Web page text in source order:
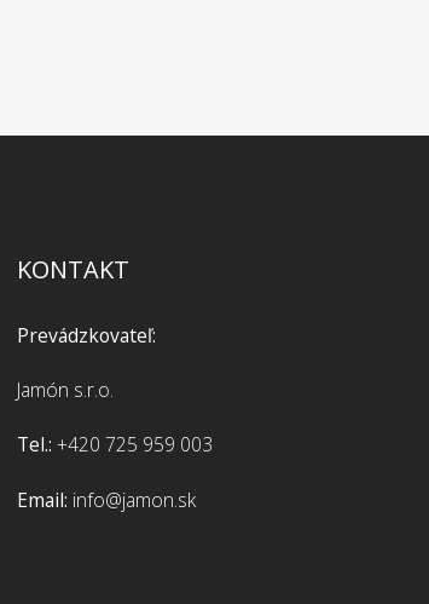
KONTAKT
Prevádzkovateľ:
Jamón s.r.o.
Tel.: +420 725 959 003
Email: info@jamon.sk